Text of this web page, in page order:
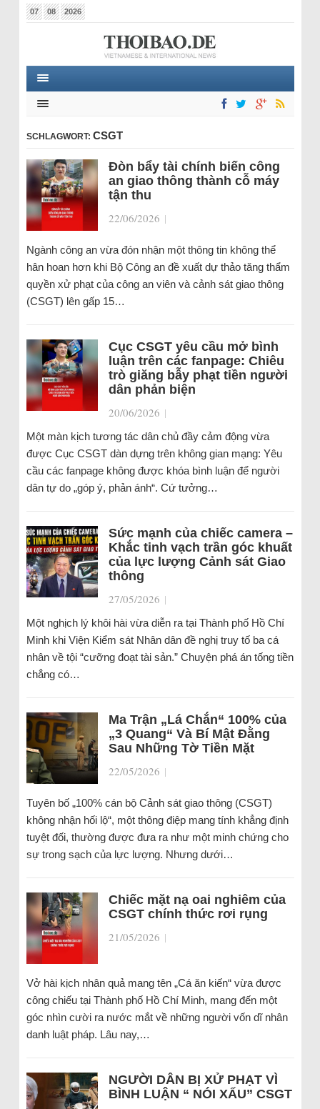
07 08 2026
SCHLAGWORT: CSGT
Đòn bẩy tài chính biến công
an giao thông thành cỗ máy
tận thu
22/06/2026 |
Ngành công an vừa đón nhận một thông tin không thể
hân hoan hơn khi Bộ Công an đề xuất dự thảo tăng thẩm
quyền xử phạt của công an viên và cảnh sát giao thông
(CSGT) lên gấp 15…
Cục CSGT yêu cầu mở bình
luận trên các fanpage: Chiêu
trò giăng bẫy phạt tiền người
dân phản biện
20/06/2026 |
Một màn kịch tương tác dân chủ đầy cảm động vừa
được Cục CSGT dàn dựng trên không gian mạng: Yêu
cầu các fanpage không được khóa bình luận để người
dân tự do „góp ý, phản ánh“. Cứ tưởng…
Sức mạnh của chiếc camera –
Khắc tinh vạch trần góc khuất
của lực lượng Cảnh sát Giao
thông
27/05/2026 |
Một nghịch lý khôi hài vừa diễn ra tại Thành phố Hồ Chí
Minh khi Viện Kiểm sát Nhân dân đề nghị truy tố ba cá
nhân về tội “cưỡng đoạt tài sản.” Chuyện phá án tống tiền
chẳng có…
Ma Trận „Lá Chắn“ 100% của
„3 Quang“ Và Bí Mật Đằng
Sau Những Tờ Tiền Mặt
22/05/2026 |
Tuyên bố „100% cán bộ Cảnh sát giao thông (CSGT)
không nhận hối lộ“, một thông điệp mang tính khẳng định
tuyệt đối, thường được đưa ra như một minh chứng cho
sự trong sạch của lực lượng. Nhưng dưới…
Chiếc mặt nạ oai nghiêm của
CSGT chính thức rơi rụng
21/05/2026 |
Vở hài kịch nhân quả mang tên „Cá ăn kiến“ vừa được
công chiếu tại Thành phố Hồ Chí Minh, mang đến một
góc nhìn cười ra nước mắt về những người vốn dĩ nhân
danh luật pháp. Lâu nay,…
NGƯỜI DÂN BỊ XỬ PHẠT VÌ
BÌNH LUẬN “ NÓI XẤU” CSGT